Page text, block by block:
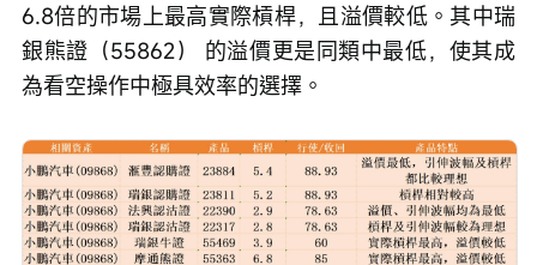
6.8倍的市場上最高實際槓桿，且溢價較低。其中瑞
銀熊證（55862） 的溢價更是同類中最低，使其成
為看空操作中極具效率的選擇。